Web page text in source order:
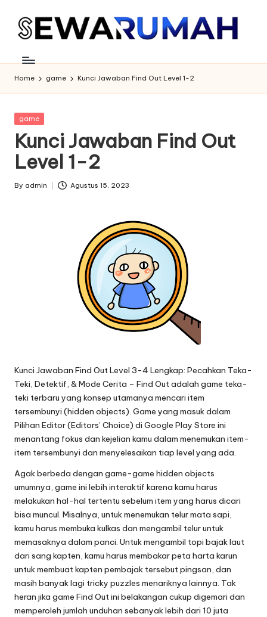
Home game Kunci Jawaban Find Out Level 1-2
Posted
game
Kunci Jawaban Find Out
Level 1-2
Posted
By admin Agustus 15, 2023
Kunci Jawaban Find Out Level 3-4 Lengkap: Pecahkan Teka-
Teki, Detektif, & Mode Cerita – Find Out adalah game teka-
teki terbaru yang konsep utamanya mencari item
tersembunyi (hidden objects). Game yang masuk dalam
Pilihan Editor (Editors’ Choice) di Google Play Store ini
menantang fokus dan kejelian kamu dalam menemukan item-
item tersembunyi dan menyelesaikan tiap level yang ada.
Agak berbeda dengan game-game hidden objects
umumnya, game ini lebih interaktif karena kamu harus
melakukan hal-hal tertentu sebelum item yang harus dicari
bisa muncul. Misalnya, untuk menemukan telur mata sapi,
kamu harus membuka kulkas dan mengambil telur untuk
memasaknya dalam panci. Untuk mengambil topi bajak laut
dari sang kapten, kamu harus membakar peta harta karun
untuk membuat kapten pembajak tersebut pingsan, dan
masih banyak lagi tricky puzzles menariknya lainnya. Tak
heran jika game Find Out ini belakangan cukup digemari dan
memperoleh jumlah unduhan sebanyak lebih dari 10 juta